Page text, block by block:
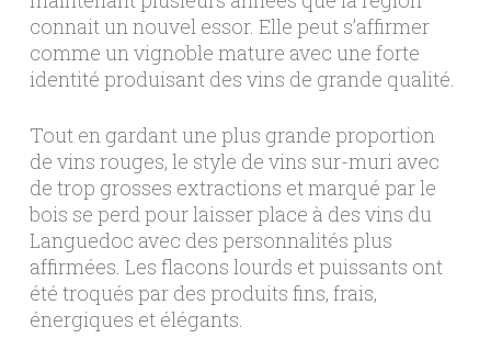
connait un nouvel essor. Elle peut s’affirmer
comme un vignoble mature avec une forte
identité produisant des vins de grande qualité.
Tout en gardant une plus grande proportion
de vins rouges, le style de vins sur-muri avec
de trop grosses extractions et marqué par le
bois se perd pour laisser place à des vins du
Languedoc avec des personnalités plus
affirmées. Les flacons lourds et puissants ont
été troqués par des produits fins, frais,
énergiques et élégants.